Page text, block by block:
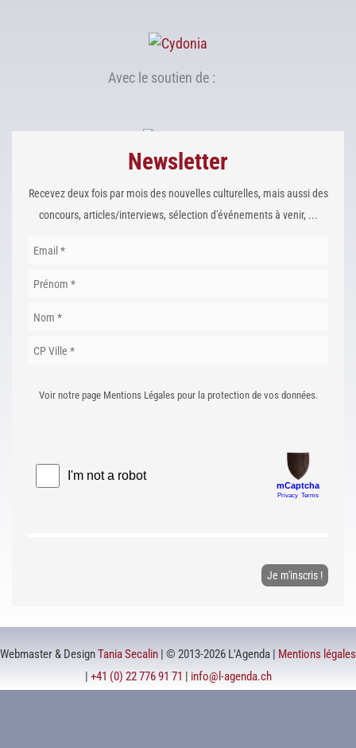
Avec le soutien de :
Newsletter
Recevez deux fois par mois des nouvelles culturelles, mais aussi des
concours, articles/interviews, sélection d'événements à venir, ...
Voir notre page Mentions Légales pour la protection de vos données.
Webmaster & DesignTania Secalin | © 2013-2026 L'Agenda | Mentions légales
+41 (0) 22 776 91 71 info@l-agenda.ch